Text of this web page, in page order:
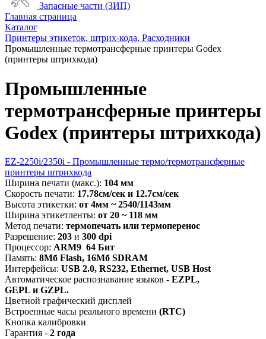
Запасные части (ЗИП)
Главная страница
Каталог
Принтеры этикеток, штрих-кода, Расходники
Промышленные термотрансферные принтеры Godex
(принтеры штрихкода)
Промышленные
термотрансферные принтеры
Godex (принтеры штрихкода)
EZ-2250i/2350i - Промышленные термо/термотрансферные
принтеры штрихкода
Ширина печати (макс.): 104 мм
Скорость печати: 17.78см/сек и 12.7см/сек
Высота этикетки: от 4мм ~ 2540/1143мм
Ширина этикетленты: от 20 ~ 118 мм
Метод печати: термопечать или термоперенос
Разрешение: 203 и 300 dpi
Процессор: ARM9 64 Бит
Память: 8Мб Flash, 16Мб SDRAM
Интерфейсы: USB 2.0, RS232, Ethernet, USB Host
Автоматическое распознавание языков - EZPL,
GEPL и GZPL.
Цветной графический дисплей
Встроенные часы реального времени (RTC)
Кнопка калибровки
Гарантия - 2 года